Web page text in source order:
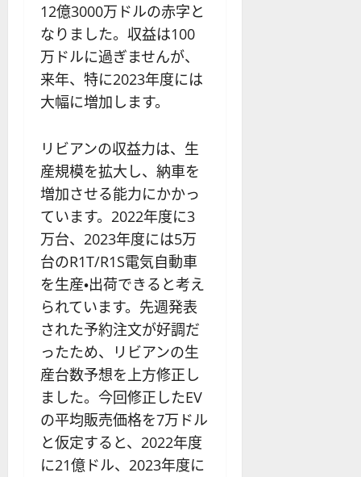
12億3000万ドルの赤字と
なりました。収益は100
万ドルに過ぎませんが、
来年、特に2023年度には
大幅に増加します。
リビアンの収益力は、生
産規模を拡大し、納車を
増加させる能力にかかっ
ています。2022年度に3
万台、2023年度には5万
台のR1T/R1S電気自動車
を生産・出荷できると考え
られています。先週発表
された予約注文が好調だ
ったため、リビアンの生
産台数予想を上方修正し
ました。今回修正したEV
の平均販売価格を7万ドル
と仮定すると、2022年度
に21億ドル、2023年度に